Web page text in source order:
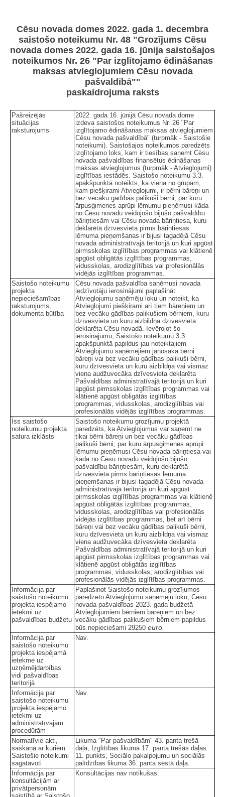
Cēsu novada domes 2022. gada 1. decembra
saistošo noteikumu Nr. 48 "Grozījums Cēsu
novada domes 2022. gada 16. jūnija saistošajos
noteikumos Nr. 26 "Par izglītojamo ēdināšanas
maksas atvieglojumiem Cēsu novada
pašvaldībā""
paskaidrojuma raksts
Pašreizējās
situācijas
raksturojums
2022. gada 16. jūnijā Cēsu novada dome
izdeva saistošos noteikumus Nr. 26 "Par
izglītojamo ēdināšanas maksas atvieglojumiem
Cēsu novada pašvaldībā" (turpmāk - Saistošie
noteikumi). Saistošajos noteikumos paredzēts
izglītojamo loks, kam ir tiesības saņemt Cēsu
novada pašvaldības finansētus ēdināšanas
maksas atvieglojumus (turpmāk - Atvieglojumi)
izglītības iestādēs. Saistošo noteikumu 3.3.
apakšpunktā noteikts, ka viena no grupām,
kam piešķirami Atvieglojumi, ir bērni bāreņi un
bez vecāku gādības palikuši bērni, par kuru
ārpusģimenes aprūpi lēmumu pieņēmusi kāda
no Cēsu novadu veidojošo bijušo pašvaldību
bāriņtiesām vai Cēsu novada bāriņtiesa, kuru
deklarētā dzīvesvieta pirms bāriņtiesas
lēmuma pieņemšanas ir bijusi tagadējā Cēsu
novada administratīvajā teritorijā un kuri apgūst
pirmsskolas izglītības programmas vai klātienē
apgūst obligātās izglītības programmas,
vidusskolas, arodizglītības vai profesionālās
vidējās izglītības programmas.
Saistošo noteikumu
projekta
nepieciešamības
raksturojums,
dokumenta būtība
Cēsu novada pašvaldība saņēmusi novada
iedzīvotāju ierosinājumi paplašināt
Atvieglojumu saņēmēju loku un noteikt, ka
Atvieglojumi piešķirami arī tiem bāreņiem un
bez vecāku gādības palikušiem bērniem, kuru
dzīvesvieta un kuru aizbildņa dzīvesvieta
deklarēta Cēsu novadā. Ievērojot šo
ierosinājumu, Saistošo noteikumu 3.3.
apakšpunktā papildus jau noteiktajiem
Atvieglojumu saņēmējiem jānosaka bērni
bāreņi vai bez vecāku gādības palikuši bērni,
kuru dzīvesvieta un kuru aizbildņa vai vismaz
viena audžuvecāka dzīvesvieta deklarēta
Pašvaldības administratīvajā teritorijā un kuri
apgūst pirmsskolas izglītības programmas vai
klātienē apgūst obligātās izglītības
programmas, vidusskolas, arodizglītības vai
profesionālās vidējās izglītības programmas.
Īss saistošo
noteikumu projekta
satura izklāsts
Saistošo noteikumu grozījumu projektā
paredzēts, ka Atvieglojumus var saņemt ne
tikai bērni bāreņi un bez vecāku gādības
palikuši bērni, par kuru ārpusģimenes aprūpi
lēmumu pieņēmusi Cēsu novada bāriņtiesa vai
kāda no Cēsu novadu veidojošo bijušo
pašvaldību bāriņtiesām, kuru deklarētā
dzīvesvieta pirms bāriņtiesas lēmuma
pieņemšanas ir bijusi tagadējā Cēsu novada
administratīvajā teritorijā un kuri apgūst
pirmsskolas izglītības programmas vai klātienē
apgūst obligātās izglītības programmas,
vidusskolas, arodizglītības vai profesionālās
vidējās izglītības programmas, bet arī bērni
bāreņi vai bez vecāku gādības palikuši bērni,
kuru dzīvesvieta un kuru aizbildņa vai vismaz
viena audžuvecāka dzīvesvieta deklarēta
Pašvaldības administratīvajā teritorijā un kuri
apgūst pirmsskolas izglītības programmas vai
klātienē apgūst obligātās izglītības
programmas, vidusskolas, arodizglītības vai
profesionālās vidējās izglītības programmas.
Informācija par
saistošo noteikumu
projekta iespējamo
ietekmi uz
pašvaldības budžetu
Paplašinot Saistošo noteikumu grozījumos
paredzēto Atvieglojumu saņēmēju loku, Cēsu
novada pašvaldības 2023. gada budžetā
Atvieglojumiem bērniem bāreņiem un bez
vecāku gādības palikušiem bērniem papildus
būs nepieciešami 29250 euro.
Informācija par
saistošo noteikumu
projekta iespējamā
ietekme uz
uzņēmējdarbības
vidi pašvaldības
teritorijā
Nav.
Informācija par
saistošo noteikumu
projekta iespējamo
ietekmi uz
administratīvajām
procedūrām
Nav.
Normatīvie akti,
saskaņā ar kuriem
Saistošie noteikumi
sagatavoti
Likuma "Par pašvaldībām" 43. panta trešā
daļa, Izglītības likuma 17. panta trešās daļas
11. punkts, Sociālo pakalpojumu un sociālās
palīdzības likuma 36. panta sestā daļa.
Informācija par
konsultācijām ar
privātpersonām
Konsultācijas nav notikušas.